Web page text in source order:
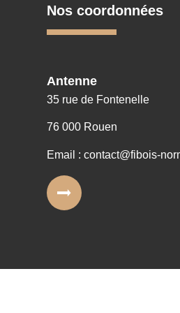
Nos coordonnées
Antenne
35 rue de Fontenelle
76 000 Rouen
Email : contact@fibois-